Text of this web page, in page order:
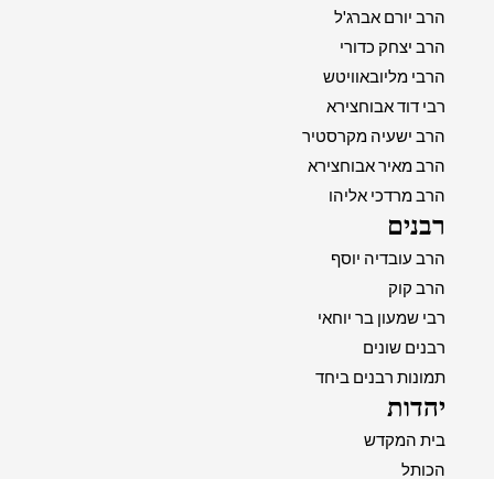
הרב יורם אברג'ל
הרב יצחק כדורי
הרבי מליובאוויטש
רבי דוד אבוחצירא
הרב ישעיה מקרסטיר
הרב מאיר אבוחצירא
הרב מרדכי אליהו
רבנים
הרב עובדיה יוסף
הרב קוק
רבי שמעון בר יוחאי
רבנים שונים
תמונות רבנים ביחד
יהדות
בית המקדש
הכותל